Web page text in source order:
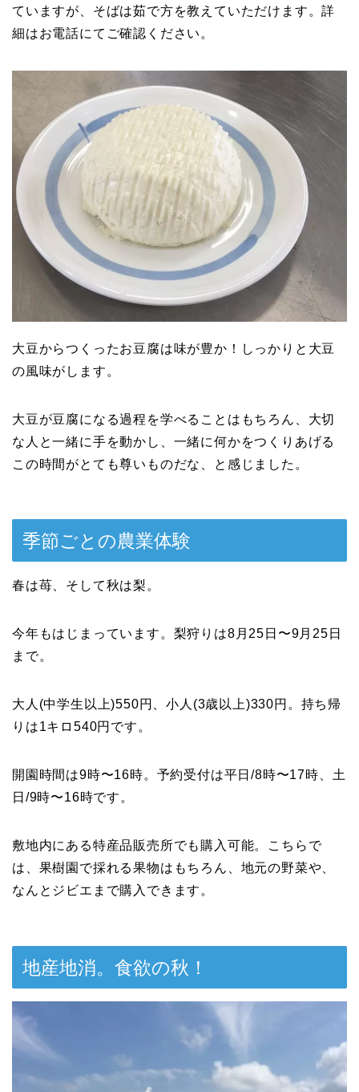
ていますが、そばは茹で方を教えていただけます。詳
細はお電話にてご確認ください。
大豆からつくったお豆腐は味が豊か！しっかりと大豆
の風味がします。
大豆が豆腐になる過程を学べることはもちろん、大切
な人と一緒に手を動かし、一緒に何かをつくりあげる
この時間がとても尊いものだな、と感じました。
季節ごとの農業体験
春は苺、そして秋は梨。
今年もはじまっています。梨狩りは8月25日〜9月25日
まで。
大人(中学生以上)550円、小人(3歳以上)330円。持ち帰
りは1キロ540円です。
開園時間は9時〜16時。予約受付は平日/8時〜17時、土
日/9時〜16時です。
敷地内にある特産品販売所でも購入可能。こちらで
は、果樹園で採れる果物はもちろん、地元の野菜や、
なんとジビエまで購入できます。
地産地消。食欲の秋！